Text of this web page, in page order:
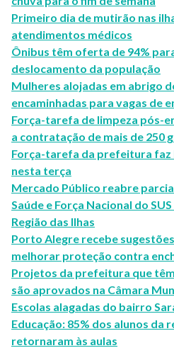
Primeiro dia de mutirão nas
atendimentos médicos
Ônibus têm oferta de 94%
deslocamento da população
Mulheres alojadas em abrigo
encaminhadas para vagas de
Força-tarefa de limpeza pós-
a contratação de mais de 250
Força-tarefa da prefeitura faz
nesta terça
Mercado Público reabre
Saúde e Força Nacional do
Região das Ilhas
Porto Alegre recebe
melhorar proteção contra
Projetos da prefeitura que
são aprovados na Câmara
Escolas alagadas do bairro
Educação: 85% dos alunos da
retornaram às aulas